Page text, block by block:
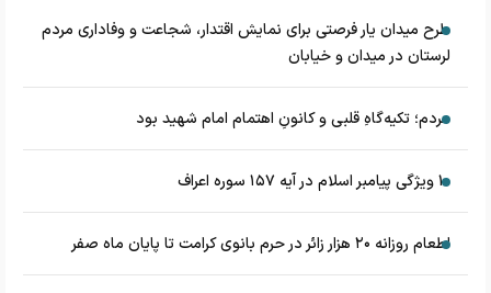
طرح میدان یار فرصتی برای نمایش اقتدار، شجاعت و وفاداری مردم
لرستان در میدان و خیابان
مردم؛ تکیه‌گاهِ قلبی و کانونِ اهتمام امام شهید بود
۱۰ ویژگی پیامبر اسلام در آیه ۱۵۷ سوره اعراف
اطعام روزانه ۲۰ هزار زائر در حرم بانوی کرامت تا پایان ماه صفر